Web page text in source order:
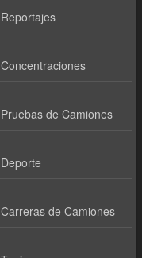
Reportajes
Concentraciones
Pruebas de Camiones
Deporte
Carreras de Camiones